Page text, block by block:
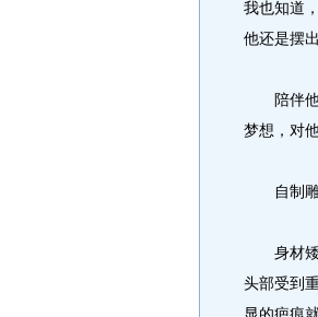
我也知道
他还是摆
陪伴他
梦想，对
自制雕
身材矮
头部受到